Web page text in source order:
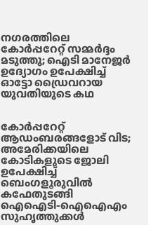
നഗരത്തിലെ
കോർപ്പറേറ്റ് സമ്മർദ്ദം
മടുത്തു; ഐടി മാനേജർ
ഉദ്യോഗം ഉപേക്ഷിച്ച്
ഓട്ടോ ഡ്രൈവറായ
യുവതിയുടെ കഥ
കോർപ്പറേറ്റ്
ആഡംബരങ്ങളോട് വിട;
അമേരിക്കയിലെ
കോടികളുടെ ജോലി
ഉപേക്ഷിച്ച്
ബെംഗളൂരുവിൽ
കഫേതുടങ്ങി
ഐഐടി-ഐഐഎം
സുഹൃത്തുക്കൾ